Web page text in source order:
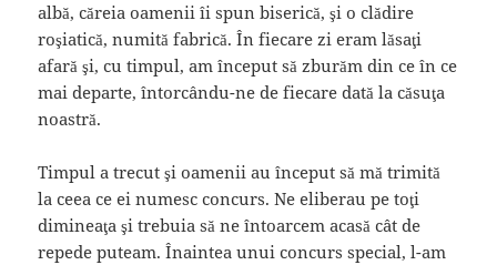
albă, căreia oamenii îi spun biserică, şi o clădire
roşiatică, numită fabrică. În fiecare zi eram lăsaţi
afară şi, cu timpul, am început să zburăm din ce în ce
mai departe, întorcându-ne de fiecare dată la căsuţa
noastră.
Timpul a trecut şi oamenii au început să mă trimită
la ceea ce ei numesc concurs. Ne eliberau pe toţi
dimineaţa şi trebuia să ne întoarcem acasă cât de
repede puteam. Înaintea unui concurs special, l-am